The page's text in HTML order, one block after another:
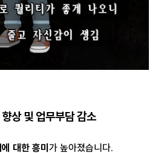
상 및 업무부담 감소
대한 흥미 가 높아졌습니다.